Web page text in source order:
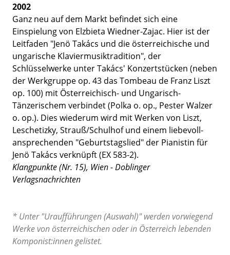
2002
Ganz neu auf dem Markt befindet sich eine
Einspielung von Elzbieta Wiedner-Zajac. Hier ist der
Leitfaden "Jenö Takács und die österreichische und
ungarische Klaviermusiktradition", der
Schlüsselwerke unter Takács' Konzertstücken (neben
der Werkgruppe op. 43 das Tombeau de Franz Liszt
op. 100) mit Österreichisch- und Ungarisch-
Tänzerischem verbindet (Polka o. op., Pester Walzer
o. op.). Dies wiederum wird mit Werken von Liszt,
Leschetizky, Strauß/Schulhof und einem liebevoll-
ansprechenden "Geburtstagslied" der Pianistin für
Jenö Takács verknüpft (EX 583-2).
Klangpunkte (Nr. 15), Wien - Doblinger
Verlagsnachrichten
* Unter "Uraufführungen (Auswahl)" werden vorwiegend
Werke von österreichischen oder in Österreich lebenden
Komponist:innen gelistet.